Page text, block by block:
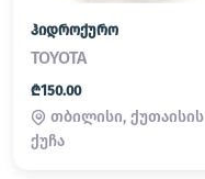
ჰიდროქურო
TOYOTA
₾150.00
თბილისი, ქუთაისის
ქუჩა